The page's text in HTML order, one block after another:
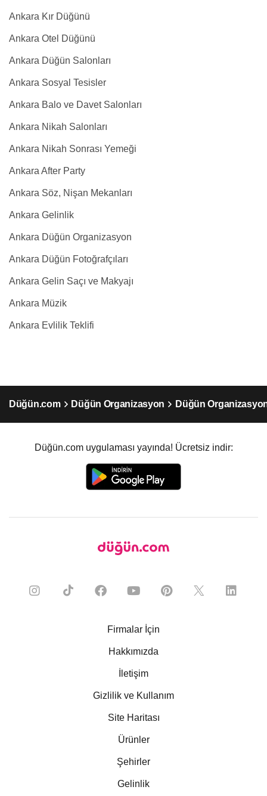
Ankara Kır Düğünü
Ankara Otel Düğünü
Ankara Düğün Salonları
Ankara Sosyal Tesisler
Ankara Balo ve Davet Salonları
Ankara Nikah Salonları
Ankara Nikah Sonrası Yemeği
Ankara After Party
Ankara Söz, Nişan Mekanları
Ankara Gelinlik
Ankara Düğün Organizasyon
Ankara Düğün Fotoğrafçıları
Ankara Gelin Saçı ve Makyajı
Ankara Müzik
Ankara Evlilik Teklifi
Düğün.com Düğün Organizasyon Düğün
Düğün.com uygulaması yayında! Ücretsiz indir:
Firmalar İçin
Hakkımızda
İletişim
Gizlilik ve Kullanım
Site Haritası
Ürünler
Şehirler
Gelinlik